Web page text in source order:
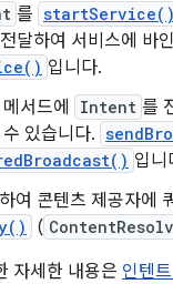
를 startService()
달하여 서비스에 바
입니다.
서드에
Intent 를
있습니다.
입니
여 콘텐츠 제공자에
(
자세한 내용은 인텐